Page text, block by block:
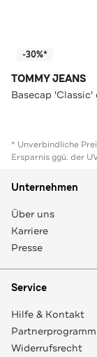
-30%*
TOMMY JEANS
Basecap
* Unverbindliche
Ersparnis ggü. der
Unternehmen
Über uns
Karriere
Presse
Service
Hilfe & Kontakt
Partnerprogramm
Widerrufsrecht